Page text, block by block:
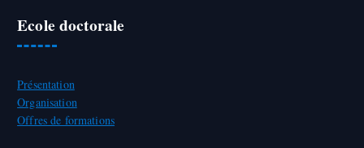
Ecole doctorale
Présentation
Organisation
Offres de formations